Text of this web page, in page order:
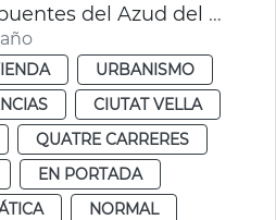
Mantenimiento puentes del Azud del Oro y de la Exposición València
URBANISMO
CIUTAT VELLA
QUATRE CARRERES
EN PORTADA
NORMAL